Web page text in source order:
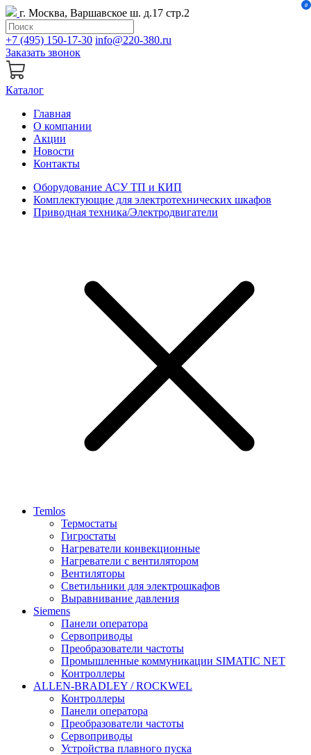
г. Москва, Варшавское ш. д.17 стр.2
+7 (495) 150-17-30 info@220-380.ru
Заказать звонок
0
Каталог
Главная
О компании
Акции
Новости
Контакты
Оборудование АСУ ТП и КИП
Комплектующие для электротехнических шкафов
Приводная техника/Электродвигатели
Temlos
Термостаты
Гигростаты
Нагреватели конвекционные
Нагреватели с вентилятором
Вентиляторы
Светильники для электрошкафов
Выравнивание давления
Siemens
Панели оператора
Сервоприводы
Преобразователи частоты
Промышленные коммуникации SIMATIC NET
Контроллеры
ALLEN-BRADLEY / ROCKWEL
Контроллеры
Панели оператора
Преобразователи частоты
Сервоприводы
Устройства плавного пуска